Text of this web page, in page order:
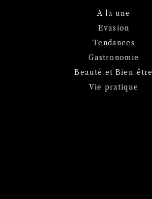
A la une
Evasion
Tendances
Gastronomie
Beauté et Bien-être
Vie pratique